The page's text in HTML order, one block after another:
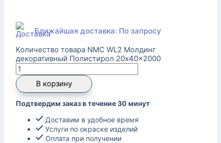
Ближайшая доставка: По запросу
Количество товара NMC WL2 Молдинг
декоративный Полистирол 20x40x2000
В корзину
Подтвердим заказ в течение 30 минут
Доставим в удобное время
Услуги по окраске изделий
Оплата при получении